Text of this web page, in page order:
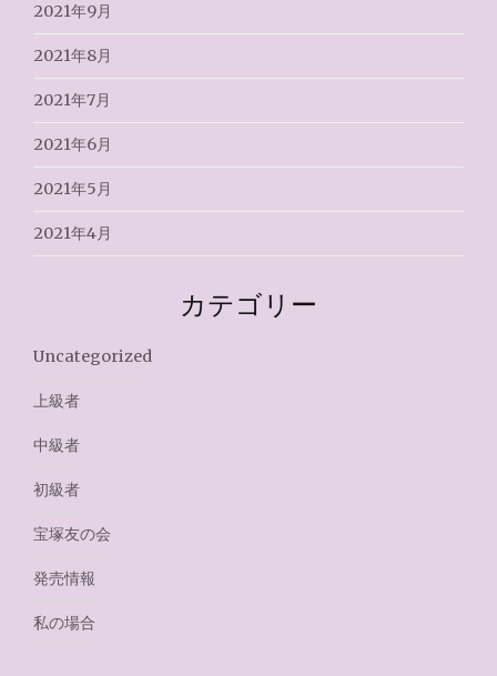
2021年9月
2021年8月
2021年7月
2021年6月
2021年5月
2021年4月
カテゴリー
Uncategorized
上級者
中級者
初級者
宝塚友の会
発売情報
私の場合